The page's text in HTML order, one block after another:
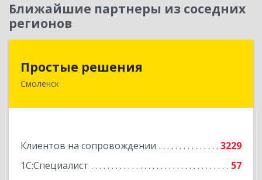
Ближайшие партнеры из соседних
регионов
Простые решения
Смоленск
Клиентов на сопровождении
3229
1С:Специалист
57
214015, Смоленская обл, Смоленск г, Большая